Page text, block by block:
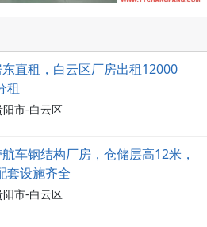
直租，白云区厂房出租12000
租
市-白云区
车钢结构厂房，仓储层高12米，
套设施齐全
市-白云区